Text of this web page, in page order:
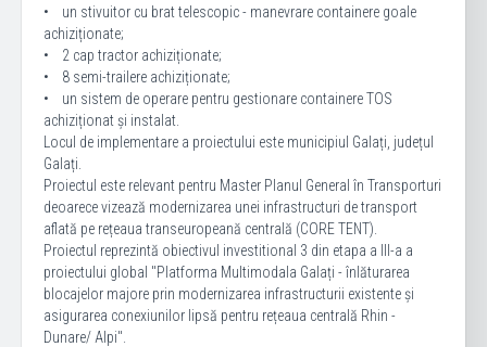
• un stivuitor cu brat telescopic - manevrare containere goale
achiziționate;
• 2 cap tractor achiziționate;
• 8 semi-trailere achiziționate;
• un sistem de operare pentru gestionare containere TOS
achiziționat și instalat.
Locul de implementare a proiectului este municipiul Galați, județul
Galați.
Proiectul este relevant pentru Master Planul General în Transporturi
deoarece vizează modernizarea unei infrastructuri de transport
aflată pe rețeaua transeuropeană centrală (CORE TENT).
Proiectul reprezintă obiectivul investitional 3 din etapa a III-a a
proiectului global "Platforma Multimodala Galați - înlăturarea
blocajelor majore prin modernizarea infrastructurii existente și
asigurarea conexiunilor lipsă pentru rețeaua centrală Rhin -
Dunare/ Alpi".